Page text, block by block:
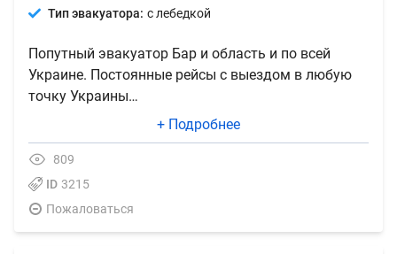
Тип эвакуатора: с лебедкой
Попутный эвакуатор Бар и область и по всей
Украине. Постоянные рейсы с выездом в любую
точку Украины…
+ Подробнее
809
ID 3215
Пожаловаться